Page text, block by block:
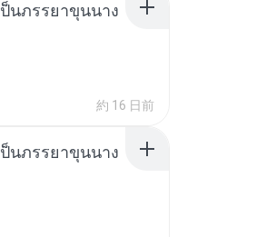
นภรรยาขุนนาง
約 16 日前
นภรรยาขุนนาง